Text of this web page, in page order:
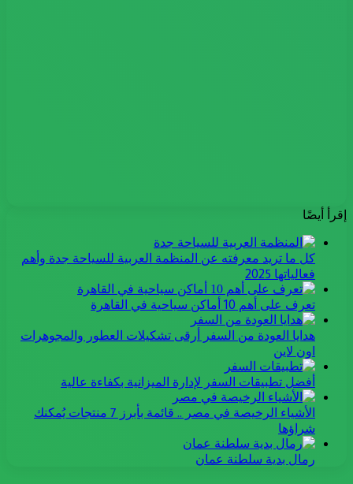
إقرأ أيضًا
كل ما تريد معرفته عن المنظمة العربية للسياحة جدة وأهم
فعالياتها 2025
تعرف على أهم 10 أماكن سياحية في القاهرة
هدايا العودة من السفر أرقى تشكيلات العطور والمجوهرات
اون لاين
أفضل تطبيقات السفر لإدارة الميزانية بكفاءة عالية
الأشياء الرخيصة في مصر .. قائمة بأبرز 7 منتجات يُمكنك
شراؤها
رمال بدية سلطنة عمان